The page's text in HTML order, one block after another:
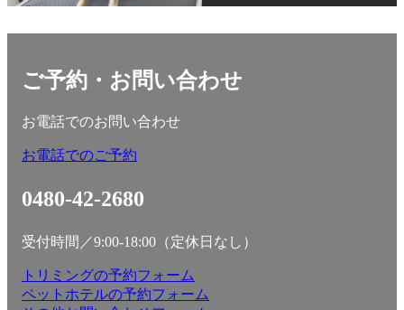
ご予約・お問い合わせ
お電話でのお問い合わせ
お電話でのご予約
0480-42-2680
受付時間／9:00-18:00（定休日なし）
トリミングの予約フォーム
ペットホテルの予約フォーム